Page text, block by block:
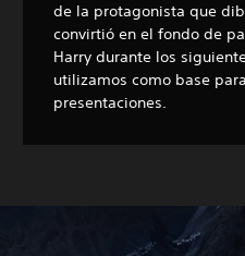
de la protagonista que
convirtió en el fondo de
Harry durante los
utilizamos como base
presentaciones.